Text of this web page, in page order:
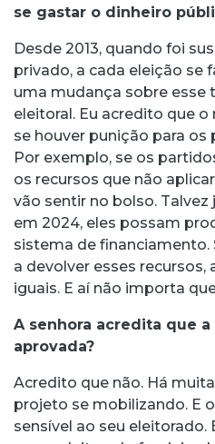
se gastar o dinheiro
Desde 2013, quando foi
privado, a cada eleição se
uma mudança sobre esse
eleitoral. Eu acredito que
se houver punição para
Por exemplo, se os
os recursos que não
vão sentir no bolso. Talvez
em 2024, eles possam
sistema de
a devolver esses recursos,
iguais. E aí não importa
A senhora acredita que a
aprovada?
Acredito que não. Há
projeto se mobilizando. E
sensível ao seu eleitorado.